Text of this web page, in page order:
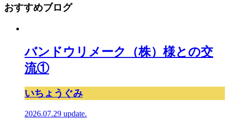
おすすめブログ
バンドウリメーク（株）様との交
流①
いちょうぐみ
2026.07.29 update.